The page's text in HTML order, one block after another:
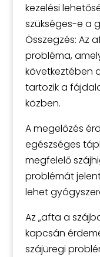
kezelési
szükséges-e a
Összegzés: Az
probléma,
következtében
tartozik a
közben.
A megelőzés
egészséges
megfelelő
problémát
lehet
Az „afta a
kapcsán
szájüregi